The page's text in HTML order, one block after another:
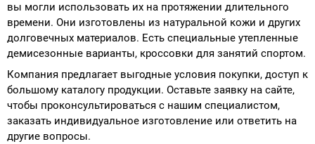
вы могли использовать их на протяжении длительного
времени. Они изготовлены из натуральной кожи и других
долговечных материалов. Есть специальные утепленные
демисезонные варианты, кроссовки для занятий спортом.
Компания предлагает выгодные условия покупки, доступ к
большому каталогу продукции. Оставьте заявку на сайте,
чтобы проконсультироваться с нашим специалистом,
заказать индивидуальное изготовление или ответить на
другие вопросы.